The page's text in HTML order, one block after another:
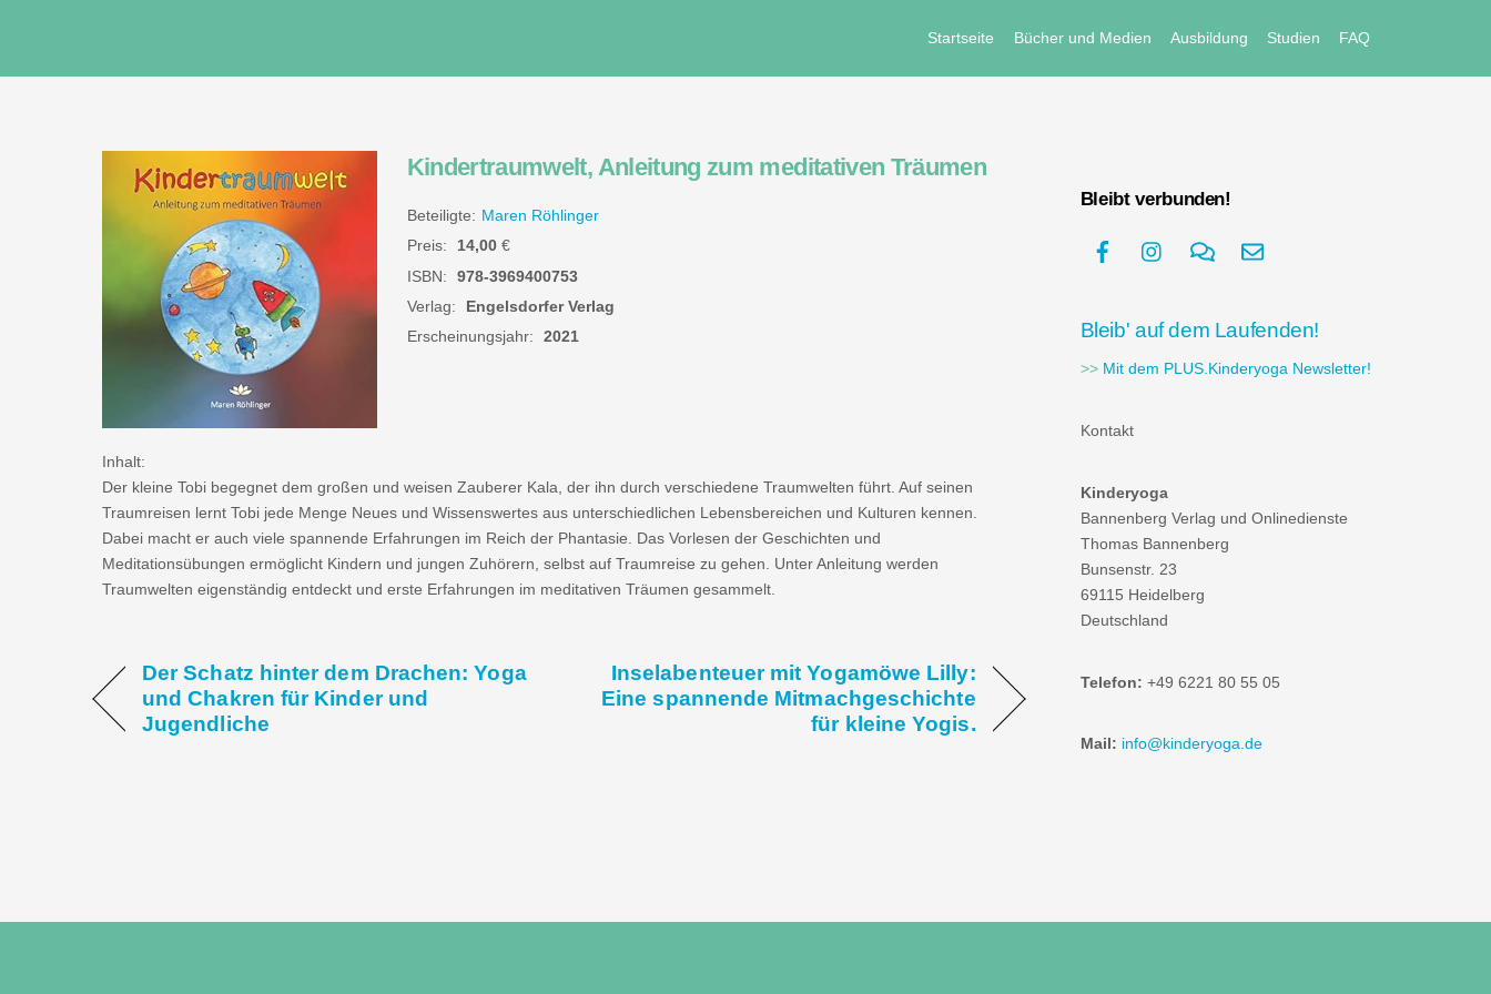
Startseite Bücher und Medien Ausbildung Studien FAQ
Kindertraumwelt, Anleitung zum meditativen Träumen
Beteiligte: Maren Röhlinger
Preis:
14,00 €
ISBN:
978-3969400753
Verlag:
Engelsdorfer Verlag
Erscheinungsjahr:
2021
Inhalt:
Der kleine Tobi begegnet dem großen und weisen Zauberer Kala, der ihn durch verschiedene Traumwelten führt. Auf seinen
Traumreisen lernt Tobi jede Menge Neues und Wissenswertes aus unterschiedlichen Lebensbereichen und Kulturen kennen.
Dabei macht er auch viele spannende Erfahrungen im Reich der Phantasie. Das Vorlesen der Geschichten und
Meditationsübungen ermöglicht Kindern und jungen Zuhörern, selbst auf Traumreise zu gehen. Unter Anleitung werden
Traumwelten eigenständig entdeckt und erste Erfahrungen im meditativen Träumen gesammelt.
Der Schatz hinter dem Drachen: Yoga
und Chakren für Kinder und
Jugendliche
Inselabenteuer mit Yogamöwe Lilly:
Eine spannende Mitmachgeschichte
für kleine Yogis.
Bleibt verbunden!
Bleib' auf dem Laufenden!
>> Mit dem PLUS.Kinderyoga Newsletter!
Kontakt
Kinderyoga
Bannenberg Verlag und Onlinedienste
Thomas Bannenberg
Bunsenstr. 23
69115 Heidelberg
Deutschland
Telefon: +49 6221 80 55 05
Mail: info@kinderyoga.de